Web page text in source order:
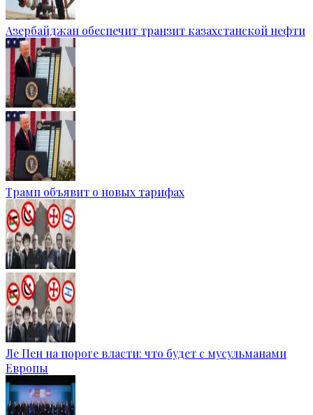
Азербайджан обеспечит транзит казахстанской нефти
Трамп объявит о новых тарифах
Ле Пен на пороге власти: что будет с мусульманами
Европы